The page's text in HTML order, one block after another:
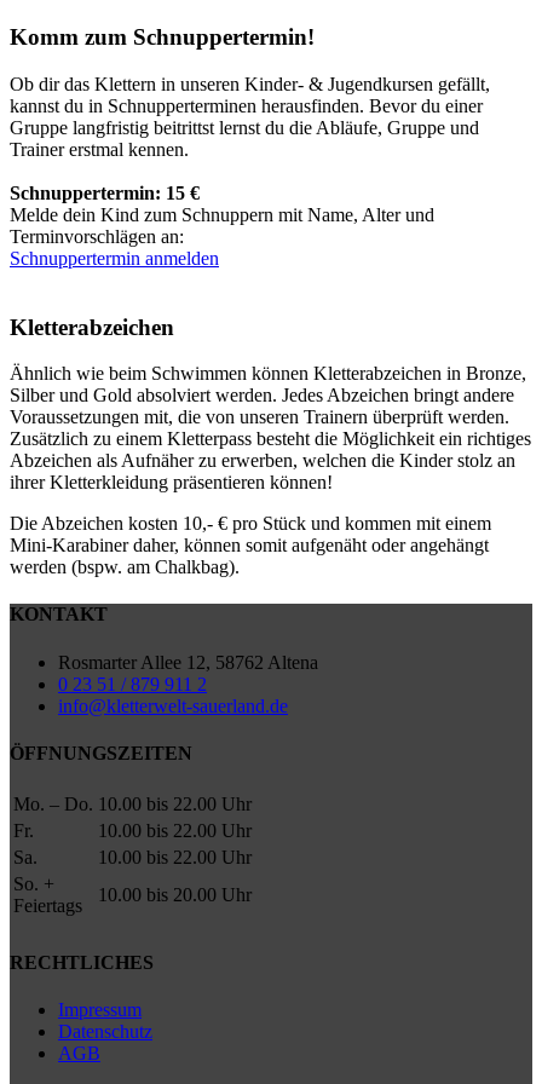
Komm zum Schnuppertermin!
Ob dir das Klettern in unseren Kinder- & Jugendkursen gefällt,
kannst du in Schnupperterminen herausfinden. Bevor du einer
Gruppe langfristig beitrittst lernst du die Abläufe, Gruppe und
Trainer erstmal kennen.
Schnuppertermin: 15 €
Melde dein Kind zum Schnuppern mit Name, Alter und
Terminvorschlägen an:
Schnuppertermin anmelden
Kletterabzeichen
Ähnlich wie beim Schwimmen können Kletterabzeichen in Bronze,
Silber und Gold absolviert werden. Jedes Abzeichen bringt andere
Voraussetzungen mit, die von unseren Trainern überprüft werden.
Zusätzlich zu einem Kletterpass besteht die Möglichkeit ein richtiges
Abzeichen als Aufnäher zu erwerben, welchen die Kinder stolz an
ihrer Kletterkleidung präsentieren können!
Die Abzeichen kosten 10,- € pro Stück und kommen mit einem
Mini-Karabiner daher, können somit aufgenäht oder angehängt
werden (bspw. am Chalkbag).
KONTAKT
Rosmarter Allee 12, 58762 Altena
0 23 51 / 879 911 2
info@kletterwelt-sauerland.de
ÖFFNUNGSZEITEN
Mo. – Do. 10.00 bis 22.00 Uhr
Fr.
10.00 bis 22.00 Uhr
Sa.
10.00 bis 22.00 Uhr
So. +
Feiertags
10.00 bis 20.00 Uhr
RECHTLICHES
Impressum
Datenschutz
AGB